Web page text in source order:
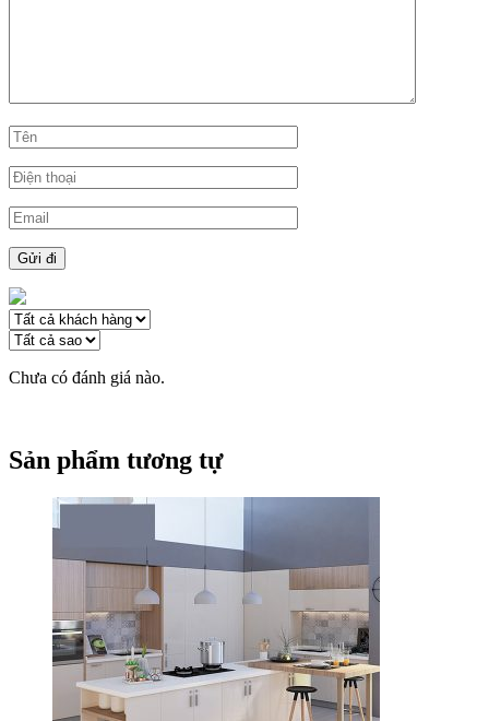
Chưa có đánh giá nào.
Sản phẩm tương tự